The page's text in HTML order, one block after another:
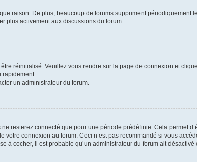
raison. De plus, beaucoup de forums suppriment périodiquement
plus activement aux discussions du forum.
réinitialisé. Veuillez vous rendre sur la page de connexion et
un administrateur du forum.
resterez connecté que pour une période prédéfinie. Cela permet
connexion au forum. Ceci n’est pas recommandé si vous
à cocher, il est probable qu’un administrateur du forum ait désactivé